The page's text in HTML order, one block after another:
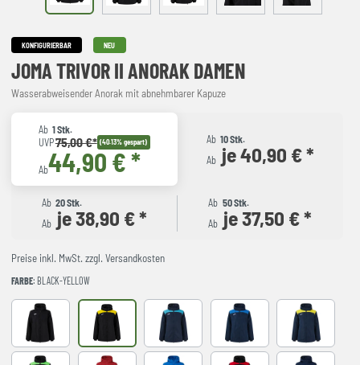
KONFIGURIERBAR NEU
JOMA TRIVOR II ANORAK DAMEN
Wasserabweisender Anorak mit abnehmbarer Kapuze
Ab 1 Stk.
UVP75,00 €* (40.13% gespart)
Ab44,90 € *
Ab 10 Stk.
Ab je 40,90 € *
Ab 20 Stk.
Ab je 38,90 € *
Ab 50 Stk.
Ab je 37,50 € *
Preise inkl. MwSt. zzgl. Versandkosten
FARBE: BLACK-YELLOW
Black BLACK-YELLOW DARK NAVY TURQUESANAVY-ROYAL NAVY-